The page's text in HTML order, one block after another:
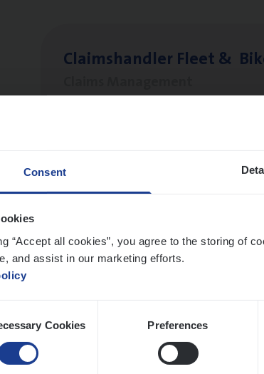
Consent
“Accept all cookies”, you agree to the storing of
and assist in our marketing efforts.
Cookies Preferences
Claims­hand­ler Fleet&
Cus­to­mer Care Expert
Antwerpen
Scha­de Expert Fleet
Claims Management